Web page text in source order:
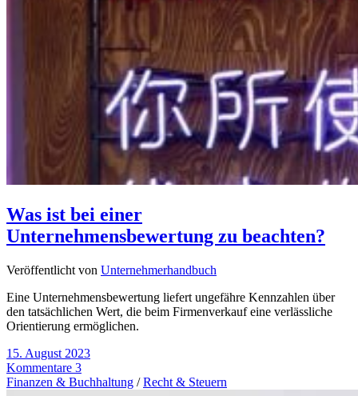
Was ist bei einer
Unternehmensbewertung zu beachten?
Veröffentlicht von Unternehmerhandbuch
Eine Unternehmensbewertung liefert ungefähre Kennzahlen über
den tatsächlichen Wert, die beim Firmenverkauf eine verlässliche
Orientierung ermöglichen.
15. August 2023
Kommentare 3
Finanzen & Buchhaltung /Recht & Steuern